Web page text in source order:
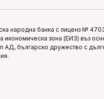
народна банка с лиценз №
зона (ЕИЗ) въз
АД, българско дружество с